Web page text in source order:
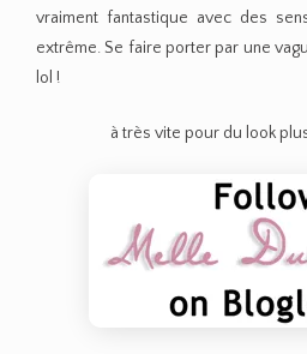
vraiment fantastique avec des
extrême. Se faire porter par une
lol !
à très vite pour du look